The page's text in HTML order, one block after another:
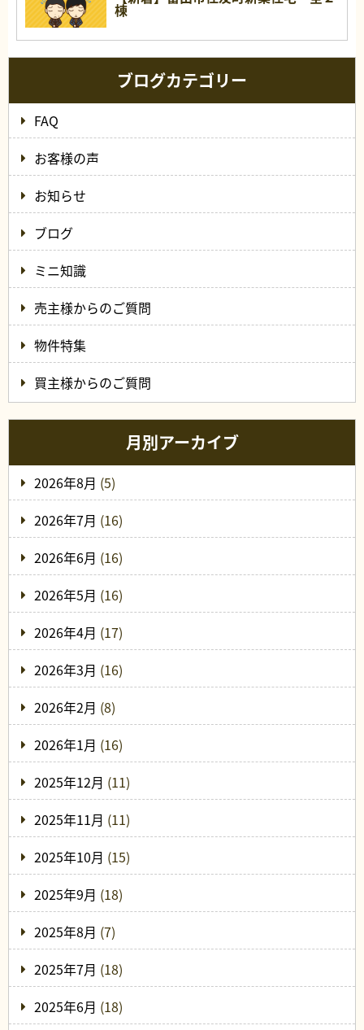
棟
ブログカテゴリー
FAQ
お客様の声
お知らせ
ブログ
ミニ知識
売主様からのご質問
物件特集
買主様からのご質問
月別アーカイブ
2026年8月 (5)
2026年7月 (16)
2026年6月 (16)
2026年5月 (16)
2026年4月 (17)
2026年3月 (16)
2026年2月 (8)
2026年1月 (16)
2025年12月 (11)
2025年11月 (11)
2025年10月 (15)
2025年9月 (18)
2025年8月 (7)
2025年7月 (18)
2025年6月 (18)